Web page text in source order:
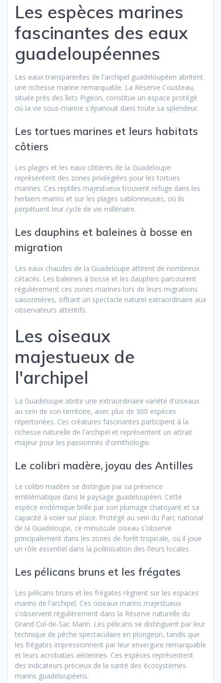
Les espèces marines
fascinantes des eaux
guadeloupéennes
Les eaux transparentes de l'archipel guadeloupéen abritent
une richesse marine remarquable. La Réserve Cousteau,
située près des îlets Pigeon, constitue un espace protégé
où la vie sous-marine s'épanouit dans toute sa splendeur.
Les tortues marines et leurs habitats
côtiers
Les plages et les eaux côtières de la Guadeloupe
représentent des zones privilégiées pour les tortues
marines. Ces reptiles majestueux trouvent refuge dans les
herbiers marins et sur les plages sablonneuses, où ils
perpétuent leur cycle de vie millénaire.
Les dauphins et baleines à bosse en
migration
Les eaux chaudes de la Guadeloupe attirent de nombreux
cétacés. Les baleines à bosse et les dauphins parcourent
régulièrement ces zones marines lors de leurs migrations
saisonnières, offrant un spectacle naturel extraordinaire aux
observateurs attentifs.
Les oiseaux
majestueux de
l'archipel
La Guadeloupe abrite une extraordinaire variété d'oiseaux
au sein de son territoire, avec plus de 300 espèces
répertoriées. Ces créatures fascinantes participent à la
richesse naturelle de l'archipel et représentent un attrait
majeur pour les passionnés d'ornithologie.
Le colibri madère, joyau des Antilles
Le colibri madère se distingue par sa présence
emblématique dans le paysage guadeloupéen. Cette
espèce endémique brille par son plumage chatoyant et sa
capacité à voler sur place. Protégé au sein du Parc national
de la Guadeloupe, ce minuscule oiseau s'observe
principalement dans les zones de forêt tropicale, où il joue
un rôle essentiel dans la pollinisation des fleurs locales.
Les pélicans bruns et les frégates
Les pélicans bruns et les frégates règnent sur les espaces
marins de l'archipel. Ces oiseaux marins majestueux
s'observent régulièrement dans la Réserve naturelle du
Grand Cul-de-Sac Marin. Les pélicans se distinguent par leur
technique de pêche spectaculaire en plongeon, tandis que
les frégates impressionnent par leur envergure remarquable
et leurs acrobaties aériennes. Ces espèces représentent
des indicateurs précieux de la santé des écosystèmes
marins guadeloupéens.